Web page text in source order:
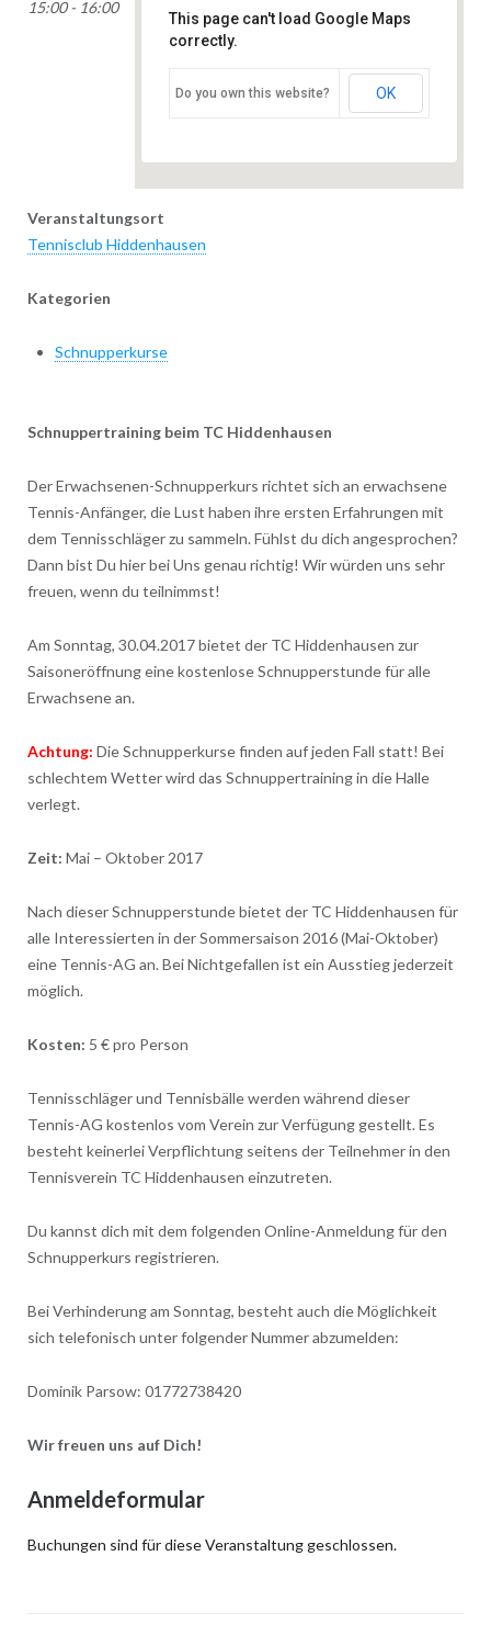
Grasweg 23 -
Hiddenhausen
This page can't load Google Maps
correctly.
Do you own this website? OK
15:00 - 16:00
Veranstaltungsort
Tennisclub Hiddenhausen
Kategorien
Schnupperkurse
Schnuppertraining beim TC Hiddenhausen
Der Erwachsenen-Schnupperkurs richtet sich an erwachsene
Tennis-Anfänger, die Lust haben ihre ersten Erfahrungen mit
dem Tennisschläger zu sammeln. Fühlst du dich angesprochen?
Dann bist Du hier bei Uns genau richtig! Wir würden uns sehr
freuen, wenn du teilnimmst!
Am Sonntag, 30.04.2017 bietet der TC Hiddenhausen zur
Saisoneröffnung eine kostenlose Schnupperstunde für alle
Erwachsene an.
Achtung: Die Schnupperkurse finden auf jeden Fall statt! Bei
schlechtem Wetter wird das Schnuppertraining in die Halle
verlegt.
Zeit: Mai – Oktober 2017
Nach dieser Schnupperstunde bietet der TC Hiddenhausen für
alle Interessierten in der Sommersaison 2016 (Mai-Oktober)
eine Tennis-AG an. Bei Nichtgefallen ist ein Ausstieg jederzeit
möglich.
Kosten: 5 € pro Person
Tennisschläger und Tennisbälle werden während dieser
Tennis-AG kostenlos vom Verein zur Verfügung gestellt. Es
besteht keinerlei Verpflichtung seitens der Teilnehmer in den
Tennisverein TC Hiddenhausen einzutreten.
Du kannst dich mit dem folgenden Online-Anmeldung für den
Schnupperkurs registrieren.
Bei Verhinderung am Sonntag, besteht auch die Möglichkeit
sich telefonisch unter folgender Nummer abzumelden:
Dominik Parsow: 01772738420
Wir freuen uns auf Dich!
Anmeldeformular
Buchungen sind für diese Veranstaltung geschlossen.